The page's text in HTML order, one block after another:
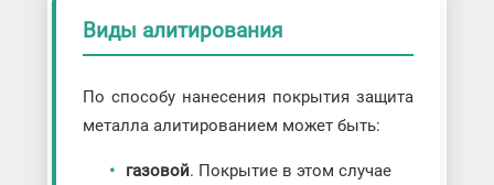
Виды алитирования
По способу нанесения покрытия защита
металла алитированием может быть:
газовой. Покрытие в этом случае